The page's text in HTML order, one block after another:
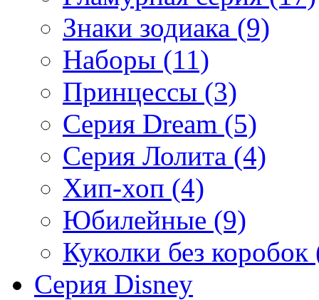
Знаки зодиака (9)
Наборы (11)
Принцессы (3)
Серия Dream (5)
Серия Лолита (4)
Хип-хоп (4)
Юбилейные (9)
Куколки без коробок
Серия Disney